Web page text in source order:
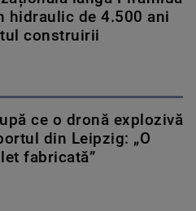
hidraulic de 4.500 ani
construirii
ce o dronă explozivă
din Leipzig: „O
fabricată”